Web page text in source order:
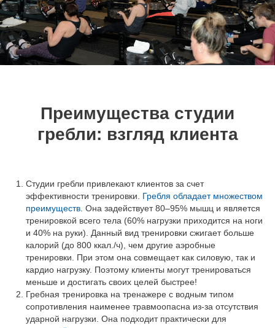
Преимущества студии
гребли: взгляд клиента
Студии гребли привлекают клиентов за счет
эффективности тренировки. Гребля обладает множеством
преимуществ . Она задействует 80–95% мышц и является
тренировкой всего тела (60% нагрузки приходится на ноги
и 40% на руки). Данный вид тренировки сжигает больше
калорий (до 800 ккал./ч), чем другие аэробные
тренировки. При этом она совмещает как силовую, так и
кардио нагрузку. Поэтому клиенты могут тренироваться
меньше и достигать своих целей быстрее!
Гребная тренировка на тренажере с водным типом
сопротивления наименее травмоопасна из-за отсутствия
ударной нагрузки. Она подходит практически для